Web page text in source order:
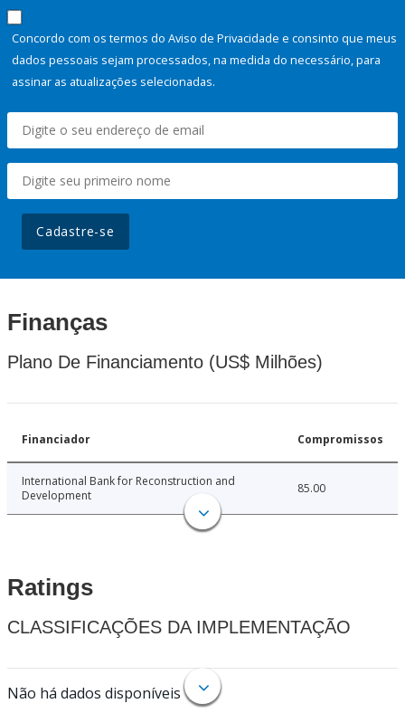
Concordo com os termos do Aviso de Privacidade e consinto que meus
dados pessoais sejam processados, na medida do necessário, para
assinar as atualizações selecionadas.
Cadastre-se
Finanças
Plano De Financiamento (US$ Milhões)
Financiador Compromissos
International Bank for Reconstruction and
Development
85.00
Ratings
CLASSIFICAÇÕES DA IMPLEMENTAÇÃO
Não há dados disponíveis